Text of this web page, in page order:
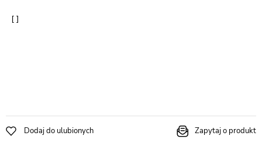
Dodaj do ulubionych Zapytaj o produkt